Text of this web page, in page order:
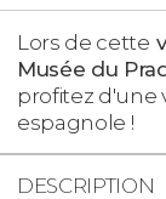
Lors de cette
Musée du
profitez d'une
espagnole !
DESCRIPTION